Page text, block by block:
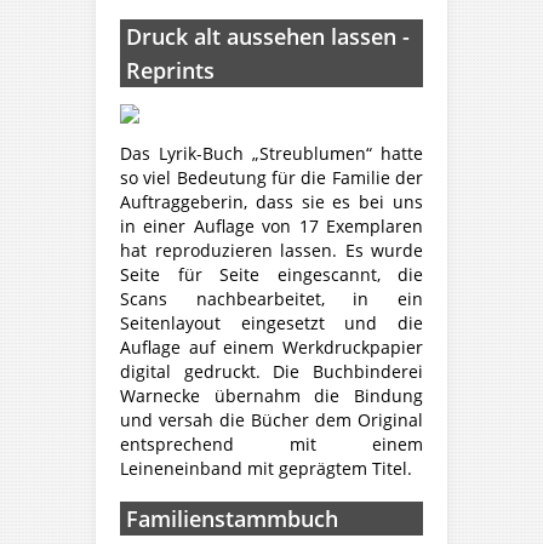
Druck alt aussehen lassen -
Reprints
Das Lyrik-Buch „Streublumen“ hatte
so viel Bedeutung für die Familie der
Auftraggeberin, dass sie es bei uns
in einer Auflage von 17 Exemplaren
hat reproduzieren lassen. Es wurde
Seite für Seite eingescannt, die
Scans nachbearbeitet, in ein
Seitenlayout eingesetzt und die
Auflage auf einem Werkdruckpapier
digital gedruckt. Die Buchbinderei
Warnecke übernahm die Bindung
und versah die Bücher dem Original
entsprechend mit einem
Leineneinband mit geprägtem Titel.
Familienstammbuch